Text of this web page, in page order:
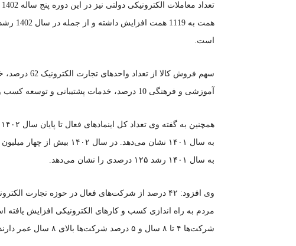
است.
آموزشی و فرهنگی 10 درصد، خدمات پشتیبانی و توسعه کسب وکار 4 درصد و سایر خدمات 13 درصد بوده است.
به سال ۱۴۰۱ رشد ۱۲۵ درصدی را نشان می‌دهد.
شرکت‌ها ۴ تا ۸ سال و ۵ درصد شرکت‌ها بالای ۸ سال عمر دارند.